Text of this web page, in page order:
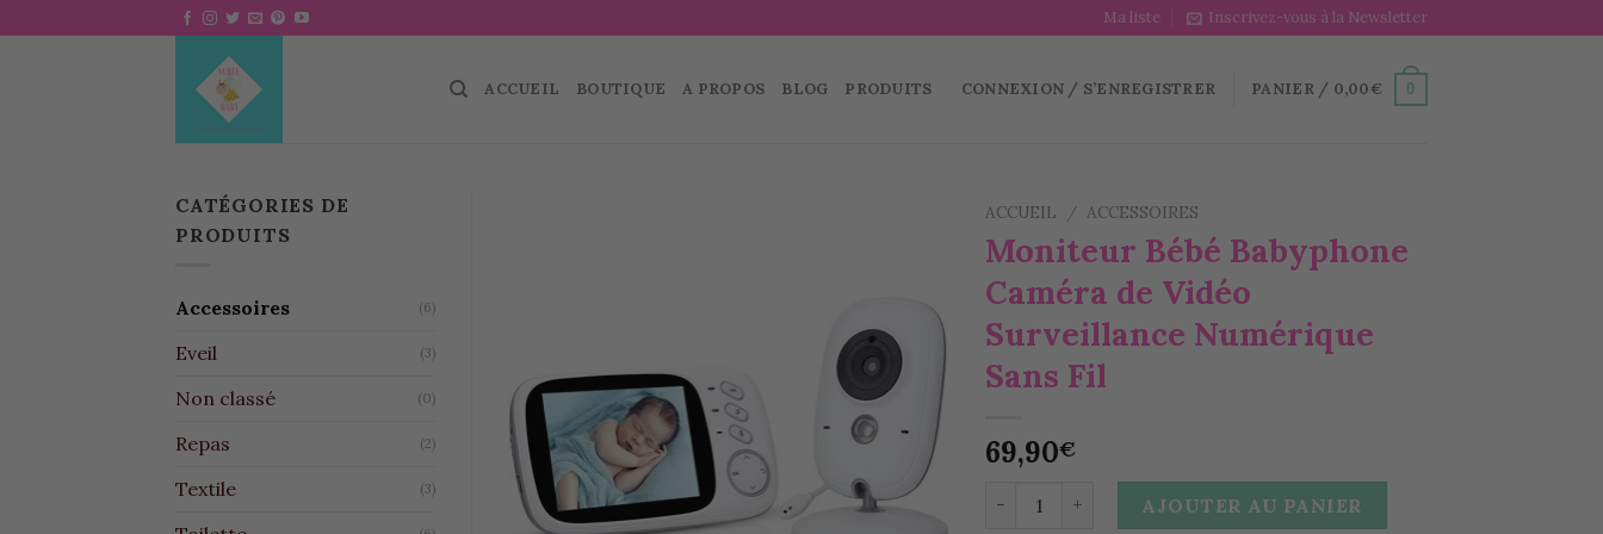
to
Ma liste Inscrivez-vous à la Newsletter
ACCUEIL BOUTIQUE A PROPOS BLOG PRODUITS CONNEXION / S’ENREGISTRER PANIER / 0,00€ 0
CATÉGORIES DE
PRODUITS
Accessoires (6)
Eveil (3)
Non classé (0)
Repas (2)
Textile (3)
ACCUEIL / ACCESSOIRES
Moniteur Bébé Babyphone
Caméra de Vidéo
Surveillance Numérique
Sans Fil
69,90€
AJOUTER AU PANIER